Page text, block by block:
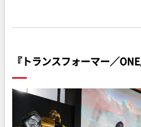
『トランスフォーマー／